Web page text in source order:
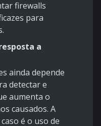
firewalls
para
a
ainda depende
detectar e
aumenta o
causados. A
é o uso de